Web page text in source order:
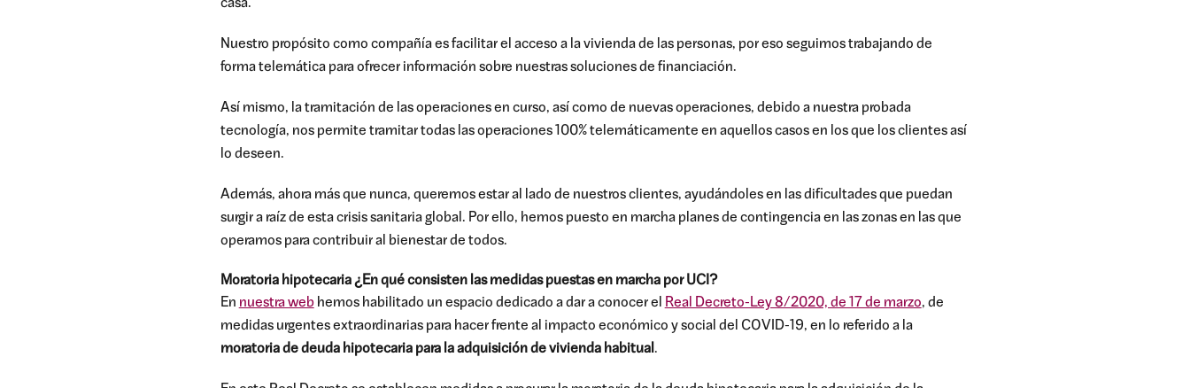
casa.
Nuestro propósito como compañía es facilitar el acceso a la vivienda de las personas, por eso seguimos trabajando de
forma telemática para ofrecer información sobre nuestras soluciones de financiación.
Así mismo, la tramitación de las operaciones en curso, así como de nuevas operaciones, debido a nuestra probada
tecnología, nos permite tramitar todas las operaciones 100% telemáticamente en aquellos casos en los que los clientes así
lo deseen.
Además, ahora más que nunca, queremos estar al lado de nuestros clientes, ayudándoles en las dificultades que puedan
surgir a raíz de esta crisis sanitaria global. Por ello, hemos puesto en marcha planes de contingencia en las zonas en las que
operamos para contribuir al bienestar de todos.
Moratoria hipotecaria ¿En qué consisten las medidas puestas en marcha por UCI?
En nuestra webhemos habilitado un espacio dedicado a dar a conocer el Real Decreto-Ley 8/2020, de 17 de marzo, de
medidas urgentes extraordinarias para hacer frente al impacto económico y social del COVID-19, en lo referido a la
moratoria de deuda hipotecaria para la adquisición de vivienda habitual .